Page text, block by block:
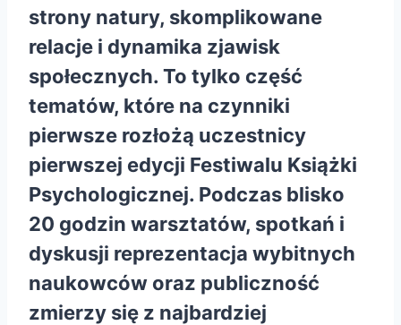
strony natury, skomplikowane
relacje i dynamika zjawisk
społecznych. To tylko część
tematów, które na czynniki
pierwsze rozłożą uczestnicy
pierwszej edycji Festiwalu Książki
Psychologicznej. Podczas blisko
20 godzin warsztatów, spotkań i
dyskusji reprezentacja wybitnych
naukowców oraz publiczność
zmierzy się z najbardziej